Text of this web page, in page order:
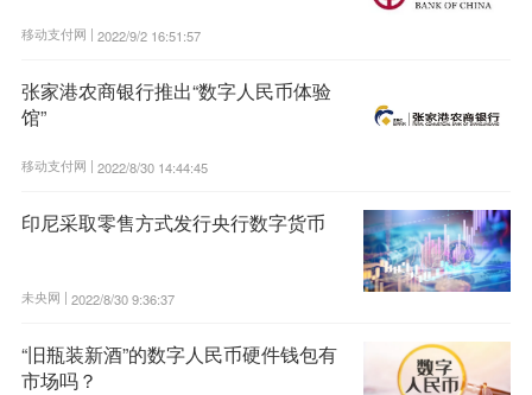
移动支付网 | 2022/9/2 16:51:57
张家港农商银行推出“数字人民币体验
馆”
移动支付网 | 2022/8/30 14:44:45
印尼采取零售方式发行央行数字货币
未央网 | 2022/8/30 9:36:37
“旧瓶装新酒”的数字人民币硬件钱包有
市场吗？